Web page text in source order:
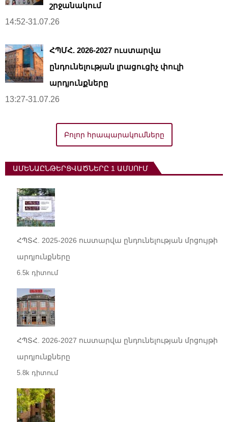
շրջանակում
14:52-31.07.26
ՀՊՄՀ. 2026-2027 ուստարվա
ընդունելության լրացուցիչ փուլի
արդյունքները
13:27-31.07.26
Բոլոր հրապարակումները
ԱՄԵՆԱԸՆԹԵՐՑՎԱԾՆԵՐԸ 1 ԱՄՍՈՒՄ
ՀՊՏՀ. 2025-2026 ուստարվա ընդունելության մրցույթի
արդյունքները
6.5k դիտում
ՀՊՏՀ. 2026-2027 ուստարվա ընդունելության մրցույթի
արդյունքները
5.8k դիտում